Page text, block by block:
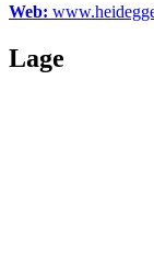
Web:
Lage